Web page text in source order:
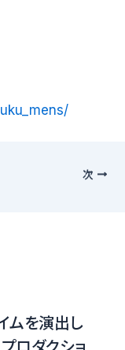
次
ムを演出し